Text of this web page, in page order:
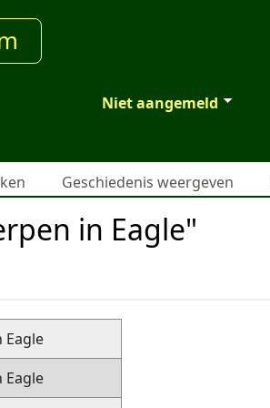
Niet aangemeld
Geschiedenis weergeven
in Eagle"